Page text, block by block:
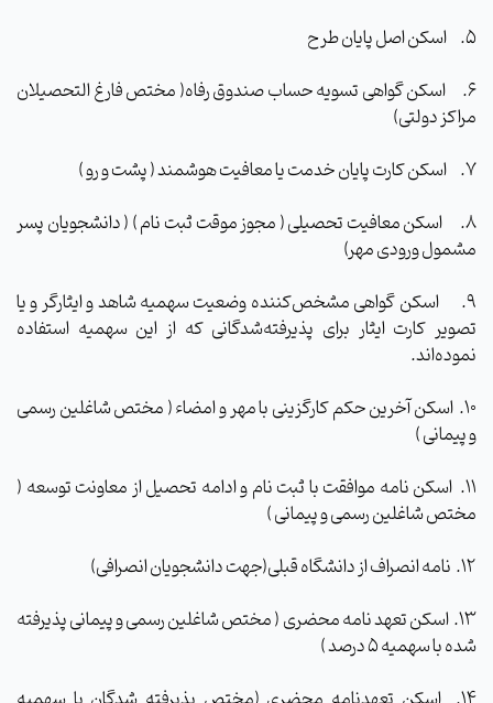
5.
اسکن اصل پایان طرح
6.
اسکن گواهی تسویه حساب صندوق رفاه( مختص فارغ التحصیلان
مراکز دولتی)
7.
اسکن کارت پایان خدمت یا معافیت هوشمند ( پشت و رو )
8.
اسکن معافیت تحصیلی ( مجوز موقت ثبت نام ) ( دانشجویان پسر
مشمول ورودی مهر)
9.
اسکن گواهی مشخص‌کننده وضعیت سهمیه شاهد و ایثارگر و یا
تصویر کارت ایثار برای پذیرفته‌شدگانی که از این سهمیه استفاده
نموده‌اند.
10. اسکن آخرین حکم کارگزینی با مهر و امضاء ( مختص شاغلین رسمی
و پیمانی )
11. اسکن نامه موافقت با ثبت نام و ادامه تحصیل از معاونت توسعه (
مختص شاغلین رسمی و پیمانی )
12. نامه انصراف از دانشگاه قبلی(جهت دانشجویان انصرافی)
13. اسکن تعهد نامه محضری ( مختص شاغلین رسمی و پیمانی پذیرفته
شده با سهمیه 5 درصد )